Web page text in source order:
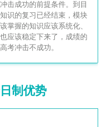
击成功的前提条件。到目
识的复习已经结束，模块
掌握的知识应该系统化、
应该稳定下来了，成绩的
考冲击不成功。
制优势